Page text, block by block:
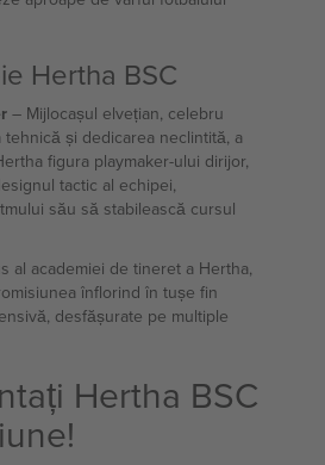
Hertha BSC
– Mijlocașul elvețian, celebru
și dedicarea neclintită, a
figura playmaker-ului dirijor,
tactic al echipei,
său să stabilească cursul
al academiei de tineret a Hertha,
înflorind în tușe fin
desfășurate pe multiple
Hertha BSC